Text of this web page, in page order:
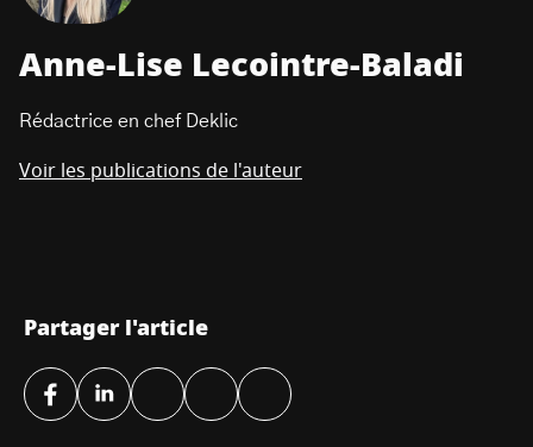
Anne-Lise Lecointre-Baladi
Rédactrice en chef Deklic
Voir les publications de l'auteur
Partager l'article